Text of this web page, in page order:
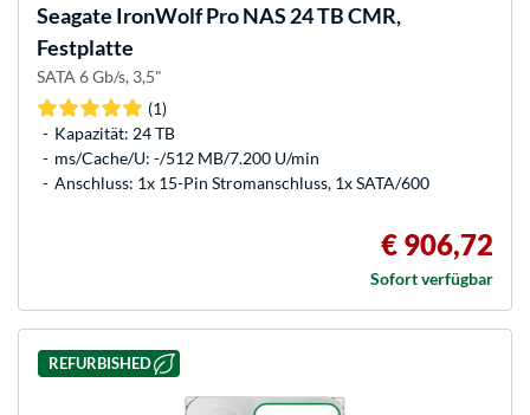
Seagate IronWolf Pro NAS 24 TB CMR,
Festplatte
SATA 6 Gb/s, 3,5"
(1)
Kapazität: 24 TB
ms/Cache/U: -/512 MB/7.200 U/min
Anschluss: 1x 15-Pin Stromanschluss, 1x SATA/600
€ 906,72
Sofort verfügbar
REFURBISHED